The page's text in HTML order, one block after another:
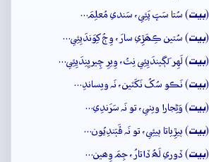
(بيت) سُتا سَڀَ پَئِي، سَندي مُعلِمَ…
(بيت) سُتين ڪِھَڙِي سارَ، وِڄُ کِوَندَيِئِي…
(بيت) لَهِر لَڳيندَيِئِي نِتُ، وِيرِ چِيريِنِدَيِئِي…
(بيت) نَڪو سُکُ نَکَٽين، نَہ ويساندِ…
(بيت) وَڻِجارا ويٺي، تو نَہ سَرَندِي…
(بيت) ٻيڙِياتا ٻيئِي، تو نَہ ڦَٻَندِيُون…
(بيت) ڏوري لَھُ ڏاتارُ، جِمَ وِھين…